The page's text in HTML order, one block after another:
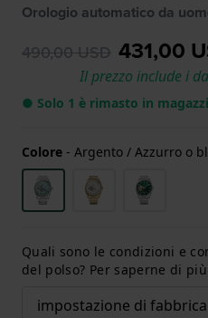
Orologio automatico da
490,00 USD 431,00
Il prezzo include i
● Solo 1 è rimasto in
Colore - Argento / Azzurro o
Quali sono le condizioni e
del polso? Per saperne di